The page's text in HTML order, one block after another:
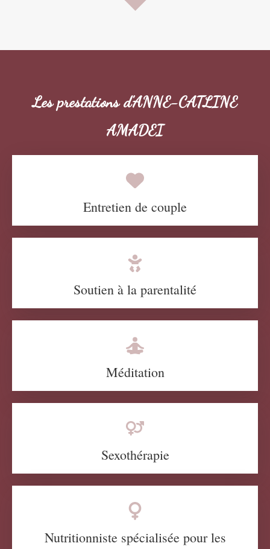
Les prestations d'ANNE-CATLINE
AMADEI
Entretien de couple
Soutien à la parentalité
Méditation
Sexothérapie
Nutritionniste spécialisée pour les